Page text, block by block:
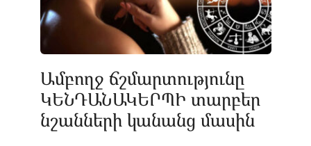
Ամբողջ ճշմարտությունը
ԿԵՆԴԱՆԱԿԵՐՊԻ տարբեր
նշանների կանանց մասին